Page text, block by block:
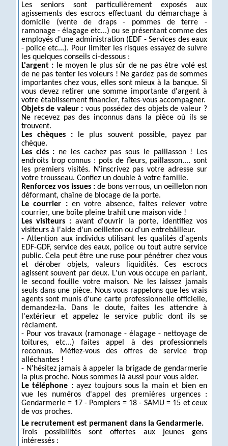
Les seniors sont particulièrement exposés aux
agissements des escrocs effectuant du démarchage à
domicile (vente de draps - pommes de terre -
ramonage - élagage etc...) ou se présentant comme des
employés d'une administration (EDF - Services des eaux
- police etc...). Pour limiter les risques essayez de suivre
les quelques conseils ci-dessous :
L'argent : le moyen le plus sûr de ne pas être volé est
de ne pas tenter les voleurs ! Ne gardez pas de sommes
importantes chez vous, elles sont mieux à la banque. Si
vous devez retirer une somme importante d'argent à
votre établissement financier, faites-vous accompagner.
Objets de valeur : vous possédez des objets de valeur ?
Ne recevez pas des inconnus dans la pièce où ils se
trouvent.
Les chèques : le plus souvent possible, payez par
chèque.
Les clés : ne les cachez pas sous le paillasson ! Les
endroits trop connus : pots de fleurs, paillasson.... sont
les premiers visités. N'inscrivez pas votre adresse sur
votre trousseau. Confiez un double à votre famille.
Renforcez vos issues : de bons verrous, un oeilleton non
déformant, chaîne de blocage de la porte.
Le courrier :en votre absence, faites relever votre
courrier, une boîte pleine trahit une maison vide !
Les visiteurs : avant d'ouvrir la porte, identifiez vos
visiteurs à l'aide d'un oeilleton ou d'un entrebâilleur.
- Attention aux individus utilisant les qualités d'agents
EDF-GDF, service des eaux, police ou tout autre service
public. Cela peut être une ruse pour pénétrer chez vous
et dérober objets, valeurs liquidités. Ces escrocs
agissent souvent par deux. L'un vous occupe en parlant,
le second fouille votre maison. Ne les laissez jamais
seuls dans une pièce. Nous vous rappelons que les vrais
agents sont munis d'une carte professionnelle officielle,
demandez-la. Dans le doute, faites les attendre à
l'extérieur et appelez le service public dont ils se
réclament.
- Pour vos travaux (ramonage - élagage - nettoyage de
toitures, etc...) faites appel à des professionnels
reconnus. Méfiez-vous des offres de service trop
alléchantes !
- N'hésitez jamais à appeler la brigade de gendarmerie
la plus proche. Nous sommes là aussi pour vous aider.
Le téléphone :ayez toujours sous la main et bien en
vue les numéros d'appel des premières urgences :
Gendarmerie = 17 - Pompiers = 18 - SAMU = 15 et ceux
de vos proches.
Le recrutement est permanent dans la Gendarmerie.
Trois possibilités sont offertes aux jeunes gens
intéressés :